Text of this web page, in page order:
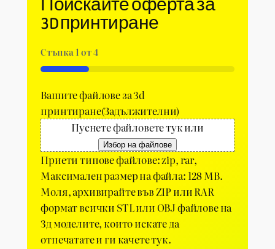
Поискайте оферта за
3D принтиране
Стъпка 1 от4
25%
Вашите файлoве за 3d
принтиране(Задължителни)
Пуснете файловете тук или
Избор на файлове
Приети типове файлове: zip, rar,
Максимален размер на файла: 128 MB.
Моля, архивирайте във ZIP или RAR
формат всички STL или OBJ файлове на
3д моделите, които искате да
отпечатате и ги качете тук.